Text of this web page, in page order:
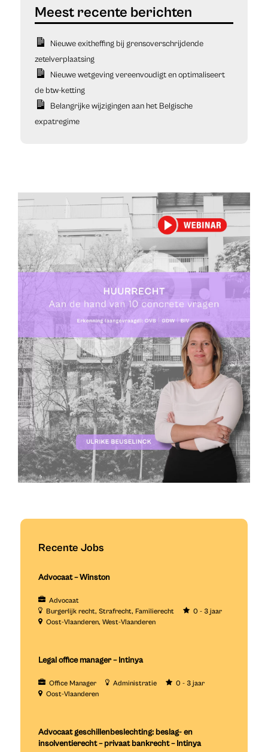
Nieuwe exitheffing bij grensoverschrijdende
zetelverplaatsing
Nieuwe wetgeving vereenvoudigt en optimaliseert
de btw-ketting
Belangrijke wijzigingen aan het Belgische
expatregime
Recente Jobs
Advocaat – Winston
Advocaat
Burgerlijk recht Strafrecht Familierecht
0 - 3 jaar
Oost-Vlaanderen West-Vlaanderen
Legal office manager – Intinya
Office Manager Administratie
0 - 3 jaar
Oost-Vlaanderen
Advocaat geschillenbeslechting: beslag- en
insolventierecht – privaat bankrecht – Intinya